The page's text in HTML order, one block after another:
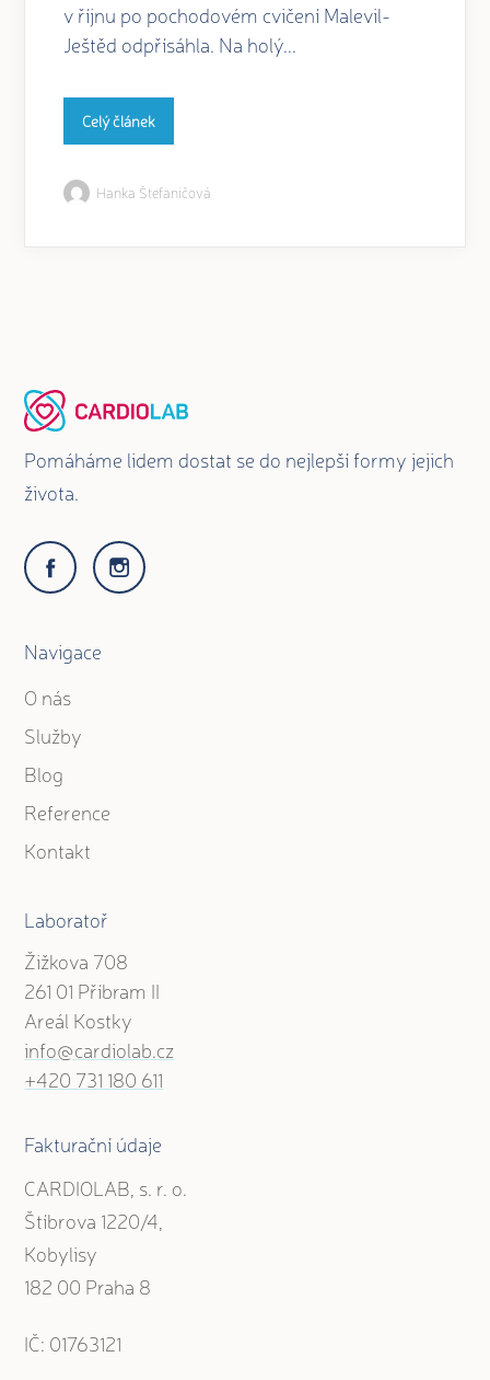
v říjnu po pochodovém cvičení Malevil-
Ještěd odpřísáhla. Na holý...
Celý článek
Hanka Štefaničová
Pomáháme lidem dostat se do nejlepší formy jejich
života.
Navigace
O nás
Služby
Blog
Reference
Kontakt
Laboratoř
Žižkova 708
261 01 Příbram II
Areál Kostky
info@cardiolab.cz
+420 731 180 611
Fakturační údaje
CARDIOLAB, s. r. o.
Štíbrova 1220/4,
Kobylisy
182 00 Praha 8
IČ: 01763121